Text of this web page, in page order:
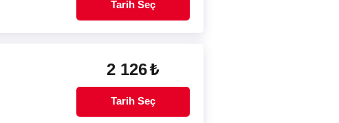
Tarih Seç
2 126₺
Tarih Seç